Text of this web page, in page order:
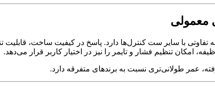
معمولی
تفاوتی با سایر ست کنترل‌ها دارد. پاسخ در کیفیت ساخت،
امکان تنظیم فشار و تایمر را نیز در اختیار کاربر قرار می‌دهد.
عمر طولانی‌تری نسبت به برندهای متفرقه دارد.